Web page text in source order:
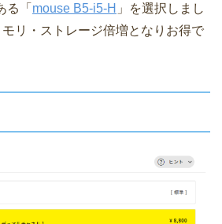
る「 mouse B5-i5-H 」を選択しまし
リ・ストレージ倍増となりお得で